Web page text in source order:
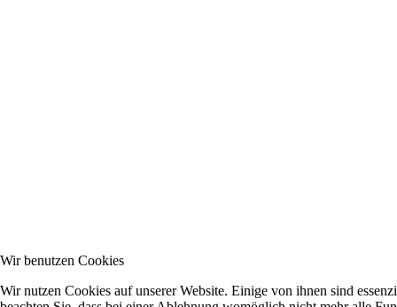
Wir benutzen Cookies
Wir nutzen Cookies auf unserer Website. Einige von ihnen sind